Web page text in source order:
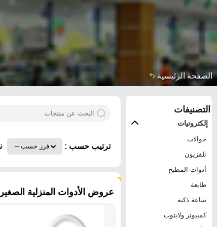
الصفحة الرئيسية
التصنيفات
إلكترونيات
جوالات
تلفزيون
أدوات المطبخ
طابعة
ساعة ذكية
كمبيوتر ولابتوب
ترتيب حسب :
عروض الأدوات المنزلية